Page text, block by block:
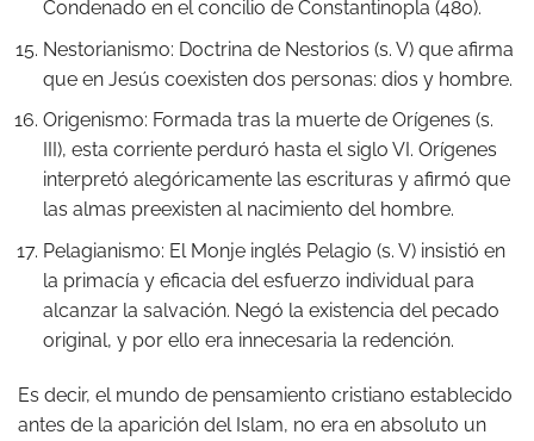
Condenado en el concilio de Constantinopla (480).
Nestorianismo: Doctrina de Nestorios (s. V) que afirma
que en Jesús coexisten dos personas: dios y hombre.
Origenismo: Formada tras la muerte de Orígenes (s.
III), esta corriente perduró hasta el siglo VI. Orígenes
interpretó alegóricamente las escrituras y afirmó que
las almas preexisten al nacimiento del hombre.
Pelagianismo: El Monje inglés Pelagio (s. V) insistió en
la primacía y eficacia del esfuerzo individual para
alcanzar la salvación. Negó la existencia del pecado
original, y por ello era innecesaria la redención.
Es decir, el mundo de pensamiento cristiano establecido
antes de la aparición del Islam, no era en absoluto un